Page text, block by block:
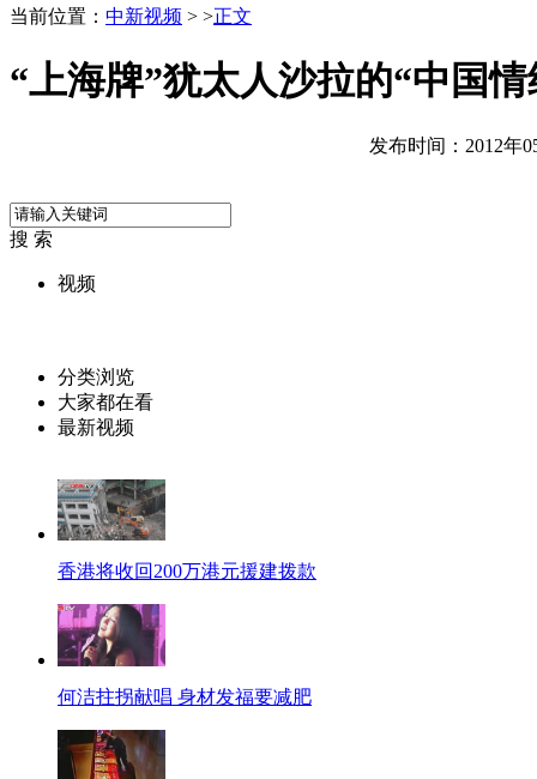
当前位置： 中新视频 > >正文
“上海牌”犹太人沙拉的“中国情
发布时间：2012年
搜 索
视频
分类浏览
大家都在看
最新视频
香港将收回200万港元援建拨款
何洁拄拐献唱 身材发福要减肥